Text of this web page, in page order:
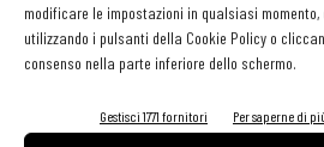
modificare le impostazioni in qualsiasi
utilizzando i pulsanti della Cookie Policy o
consenso nella parte inferiore dello schermo.
Gestisci 1771 fornitori Per saperne di